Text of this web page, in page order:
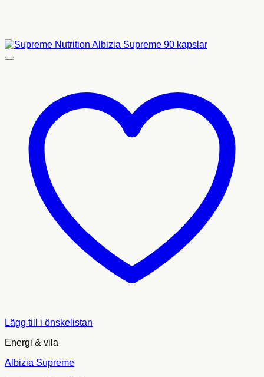
Lägg till i önskelistan
Energi & vila
Albizia Supreme